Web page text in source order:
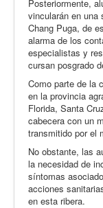
Posteriormente,
vincularán en una
Chang Puga, de
alarma de los
especialistas y
cursan posgrado
Como parte de la
en la provincia
Florida, Santa
cabecera con un
transmitido por el
No obstante, las
la necesidad de
síntomas
acciones
en esta ribera.